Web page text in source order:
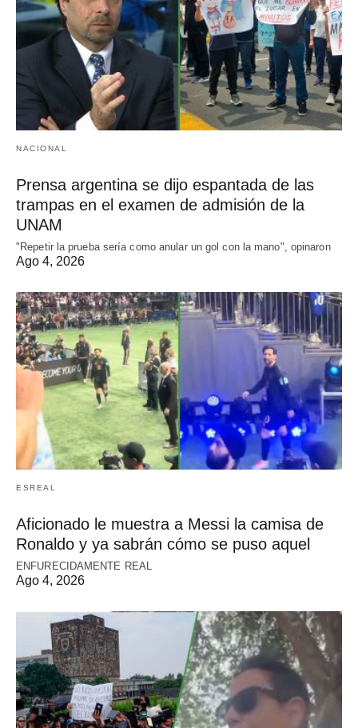
NACIONAL
Prensa argentina se dijo espantada de las
trampas en el examen de admisión de la
UNAM
"Repetir la prueba sería como anular un gol con la mano", opinaron
Ago 4, 2026
ESREAL
Aficionado le muestra a Messi la camisa de
Ronaldo y ya sabrán cómo se puso aquel
ENFURECIDAMENTE REAL
Ago 4, 2026